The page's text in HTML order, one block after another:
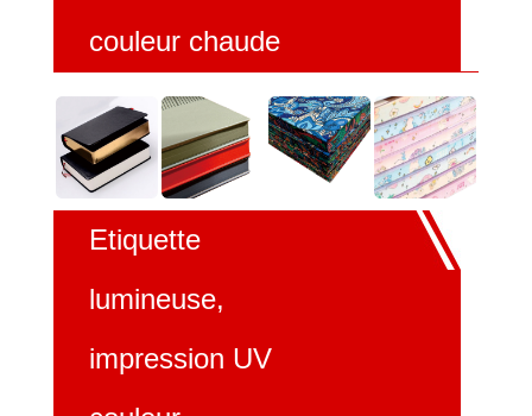
couleur chaude
Etiquette
lumineuse,
impression UV